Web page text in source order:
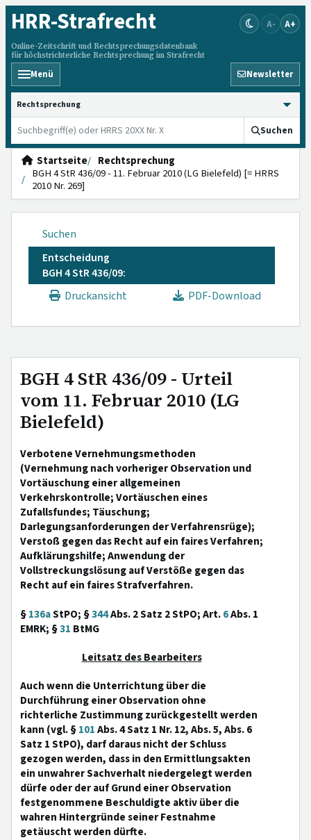
HRR-Strafrecht
Online-Zeitschrift und Rechtsprechungsdatenbank
für höchstrichterliche Rechtsprechung im Strafrecht
A- A+
Menü Newsletter
HRRS durchsuchen
Suchen
Startseite
Rechtsprechung
BGH 4 StR 436/09 - 11. Februar 2010 (LG Bielefeld) [= HRRS
2010 Nr. 269]
Suchen
Entscheidung
BGH 4 StR 436/09:
Druckansicht
PDF-Download
BGH 4 StR 436/09 - Urteil
vom 11. Februar 2010 (LG
Bielefeld)
Verbotene Vernehmungsmethoden
(Vernehmung nach vorheriger Observation und
Vortäuschung einer allgemeinen
Verkehrskontrolle; Vortäuschen eines
Zufallsfundes; Täuschung;
Darlegungsanforderungen der Verfahrensrüge);
Verstoß gegen das Recht auf ein faires Verfahren;
Aufklärungshilfe; Anwendung der
Vollstreckungslösung auf Verstöße gegen das
Recht auf ein faires Strafverfahren.
§136aStPO; §344Abs. 2 Satz 2 StPO; Art.6Abs. 1
EMRK; §31 BtMG
Leitsatz des Bearbeiters
Auch wenn die Unterrichtung über die
Durchführung einer Observation ohne
richterliche Zustimmung zurückgestellt werden
kann (vgl. §101Abs. 4 Satz 1 Nr. 12, Abs. 5, Abs. 6
Satz 1 StPO), darf daraus nicht der Schluss
gezogen werden, dass in den Ermittlungsakten
ein unwahrer Sachverhalt niedergelegt werden
dürfe oder der auf Grund einer Observation
festgenommene Beschuldigte aktiv über die
wahren Hintergründe seiner Festnahme
getäuscht werden dürfte.